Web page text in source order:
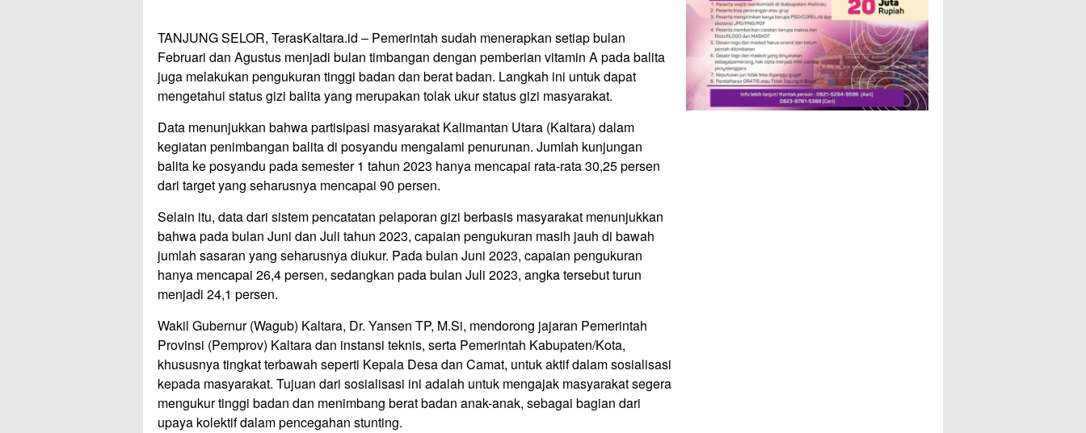
TANJUNG SELOR, TerasKaltara.id – Pemerintah sudah menerapkan setiap bulan
Februari dan Agustus menjadi bulan timbangan dengan pemberian vitamin A pada balita
juga melakukan pengukuran tinggi badan dan berat badan. Langkah ini untuk dapat
mengetahui status gizi balita yang merupakan tolak ukur status gizi masyarakat.
Data menunjukkan bahwa partisipasi masyarakat Kalimantan Utara (Kaltara) dalam
kegiatan penimbangan balita di posyandu mengalami penurunan. Jumlah kunjungan
balita ke posyandu pada semester 1 tahun 2023 hanya mencapai rata-rata 30,25 persen
dari target yang seharusnya mencapai 90 persen.
Selain itu, data dari sistem pencatatan pelaporan gizi berbasis masyarakat menunjukkan
bahwa pada bulan Juni dan Juli tahun 2023, capaian pengukuran masih jauh di bawah
jumlah sasaran yang seharusnya diukur. Pada bulan Juni 2023, capaian pengukuran
hanya mencapai 26,4 persen, sedangkan pada bulan Juli 2023, angka tersebut turun
menjadi 24,1 persen.
Wakil Gubernur (Wagub) Kaltara, Dr. Yansen TP, M.Si, mendorong jajaran Pemerintah
Provinsi (Pemprov) Kaltara dan instansi teknis, serta Pemerintah Kabupaten/Kota,
khususnya tingkat terbawah seperti Kepala Desa dan Camat, untuk aktif dalam sosialisasi
kepada masyarakat. Tujuan dari sosialisasi ini adalah untuk mengajak masyarakat segera
mengukur tinggi badan dan menimbang berat badan anak-anak, sebagai bagian dari
upaya kolektif dalam pencegahan stunting.